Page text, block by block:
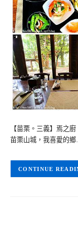
【苗栗。三義】焉之
苗栗山城，我喜愛的鄉
CONTINUE